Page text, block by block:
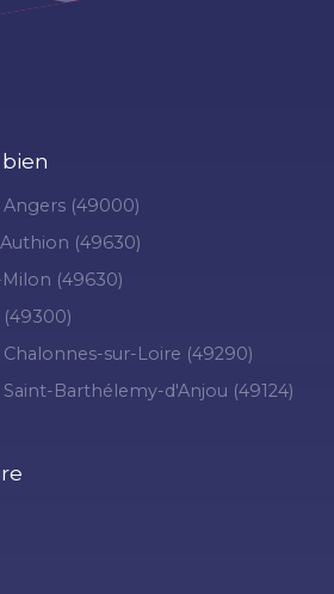
(49000)
(49630)
(49630)
sur-Loire (49290)
Barthélemy-d'Anjou (49124)